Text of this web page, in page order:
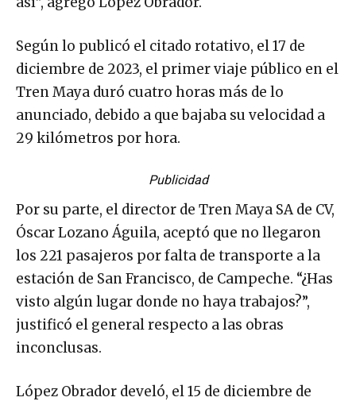
Según lo publicó el citado rotativo, el 17 de
diciembre de 2023, el primer viaje público en el
Tren Maya duró cuatro horas más de lo
anunciado, debido a que bajaba su velocidad a
29 kilómetros por hora.
Publicidad
Por su parte, el director de Tren Maya SA de CV,
Óscar Lozano Águila, aceptó que no llegaron
los 221 pasajeros por falta de transporte a la
estación de San Francisco, de Campeche. “¿Has
visto algún lugar donde no haya trabajos?”,
justificó el general respecto a las obras
inconclusas.
López Obrador develó, el 15 de diciembre de